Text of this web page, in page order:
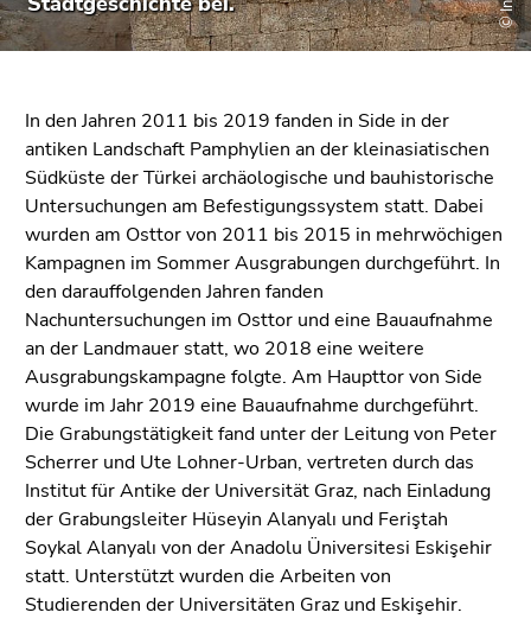
Sie diesen
Zum
Inhalt
(Zugriffstaste
1)
Zur
Positionsanzeige
(Zugriffstaste
2)
Zur
Hauptnavigation
(Zugriffstaste
3)
Zur
Unternavigation
(Zugriffstaste
4)
Zu
den
In den Jahren 2011 bis 2019 fanden in Side in der
antiken Landschaft Pamphylien an der kleinasiatischen
Südküste der Türkei archäologische und bauhistorische
Untersuchungen am Befestigungssystem statt. Dabei
wurden am Osttor von 2011 bis 2015 in mehrwöchigen
Kampagnen im Sommer Ausgrabungen durchgeführt. In
den darauffolgenden Jahren fanden
Nachuntersuchungen im Osttor und eine Bauaufnahme
an der Landmauer statt, wo 2018 eine weitere
Ausgrabungskampagne folgte. Am Haupttor von Side
wurde im Jahr 2019 eine Bauaufnahme durchgeführt.
Die Grabungstätigkeit fand unter der Leitung von Peter
Scherrer und Ute Lohner-Urban, vertreten durch das
Institut für Antike der Universität Graz, nach Einladung
der Grabungsleiter Hüseyin Alanyalı und Feriştah
Soykal Alanyalı von der Anadolu Üniversitesi Eskişehir
statt. Unterstützt wurden die Arbeiten von
Studierenden der Universitäten Graz und Eskişehir.